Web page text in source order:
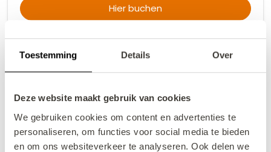
Toestemming Details Over
Deze website maakt gebruik van cookies
We gebruiken cookies om content en advertenties te
personaliseren, om functies voor social media te bieden
en om ons websiteverkeer te analyseren. Ook delen we
Hier buchen